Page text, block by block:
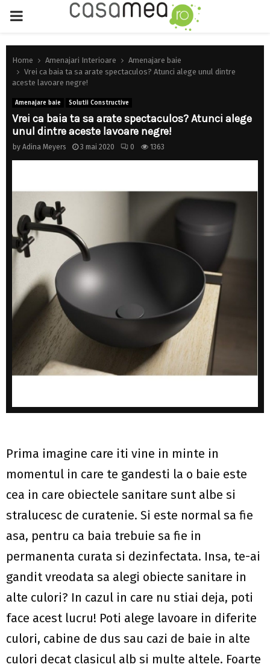
PRIMARY
MENU
Home Amenajari Interioare
Amenajare baie
Vrei ca baia ta sa arate spectaculos? Atunci alege unul dintre
aceste lavoare negre!
Amenajare baie Solutii Constructive
Vrei ca baia ta sa arate spectaculos? Atunci alege
unul dintre aceste lavoare negre!
by Adina Meyers 3 mai 2020 0 1363
Prima imagine care iti vine in minte in
momentul in care te gandesti la o baie este
cea in care obiectele sanitare sunt albe si
stralucesc de curatenie. Si este normal sa fie
asa, pentru ca baia trebuie sa fie in
permanenta curata si dezinfectata. Insa, te-ai
gandit vreodata sa alegi obiecte sanitare in
alte culori? In cazul in care nu stiai deja, poti
face acest lucru! Poti alege lavoare in diferite
culori, cabine de dus sau cazi de baie in alte
culori decat clasicul alb si multe altele. Foarte